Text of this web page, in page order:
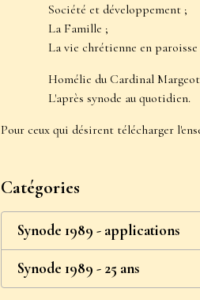
Société et développement ;
La Famille ;
La vie chrétienne en paroisse
Homélie du Cardinal Margeot
L'après synode au quotidien.
Pour ceux qui désirent télécharger
Catégories
Synode 1989 - applications
Synode 1989 - 25 ans